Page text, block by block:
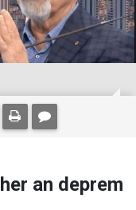
an deprem